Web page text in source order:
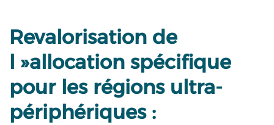
Revalorisation de
l »allocation spécifique
pour les régions ultra-
périphériques :